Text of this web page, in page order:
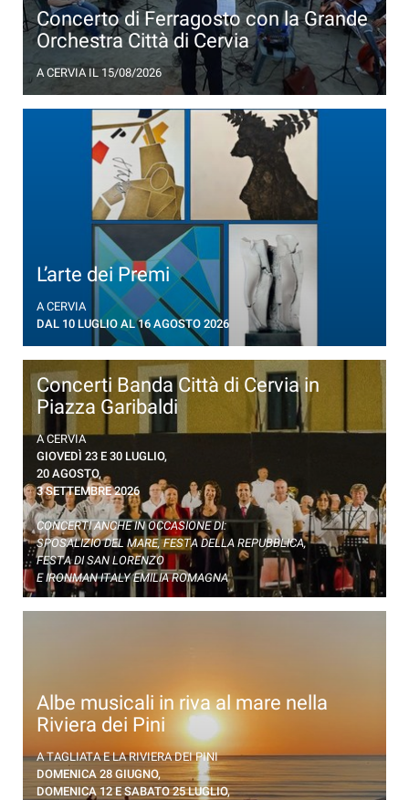
Concerto di Ferragosto con la Grande
Orchestra Città di Cervia
Un'alba speciale in riva al mare, sulle note della
grande musica
A CERVIA IL 15/08/2026
L’arte dei Premi
Esposizione dei più significativi Premi nati in Italia
nel Secondo Dopoguerra
A CERVIA
DAL 10 LUGLIO AL 16 AGOSTO 2026
Concerti Banda Città di Cervia in
Piazza Garibaldi
La Banda Città di Cervia, col suo vasto repertorio
musicale, in Piazza Garibaldi a Cervia
A CERVIA
GIOVEDÌ 23 E 30 LUGLIO,
20 AGOSTO,
3 SETTEMBRE 2026
CONCERTI ANCHE IN OCCASIONE DI:
SPOSALIZIO DEL MARE, FESTA DELLA REPUBBLICA,
FESTA DI SAN LORENZO
E IRONMAN ITALY EMILIA ROMAGNA
Albe musicali in riva al mare nella
Riviera dei Pini
Concerti all'alba a Cervia, sulla spiaggia di Tagliata
A TAGLIATA E LA RIVIERA DEI PINI
DOMENICA 28 GIUGNO,
DOMENICA 12 E SABATO 25 LUGLIO,